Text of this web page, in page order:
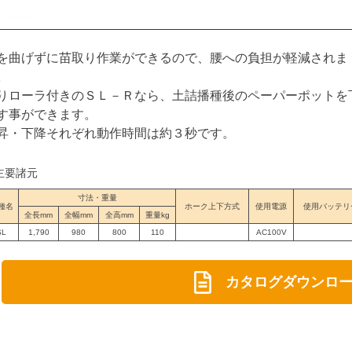
曲げずに苗取り作業ができるので、腰への負担が軽減されま
ローラ付きのＳＬ－Ｒなら、土詰播種後のペーパーポットを
事ができます。
・下降それぞれ動作時間は約３秒です。
要諸元
名
寸法・重量
ホーク上下方式
使用電源
使用バッテリ
全長mm
全幅mm 全高mm
重量kg
1,790 980 800 110 AC100V
カタログダウンロ